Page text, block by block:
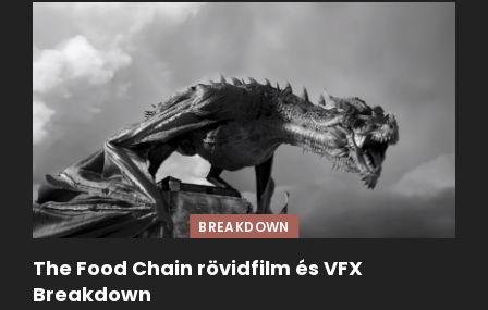
BREAKDOWN
The Food Chain rövidfilm és VFX
Breakdown